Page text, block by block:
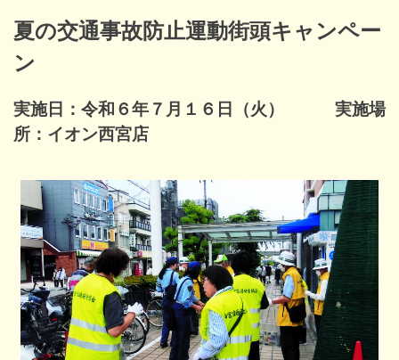
夏の交通事故防止運動街頭キャンペー
ン
実施日：令和６年７月１６日（火） 実施場
所：イオン西宮店